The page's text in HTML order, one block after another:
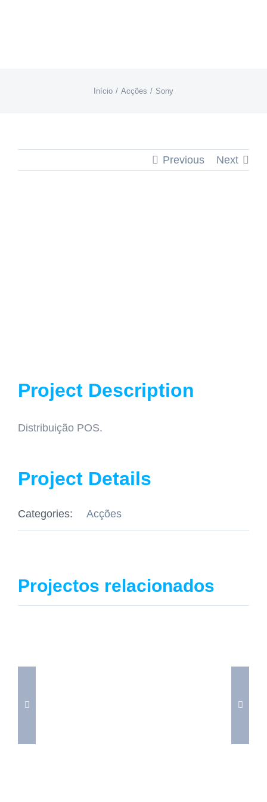
Início Acções Sony
Previous Next
Project Description
Distribuição POS.
Project Details
Categories: Acções
Projectos relacionados